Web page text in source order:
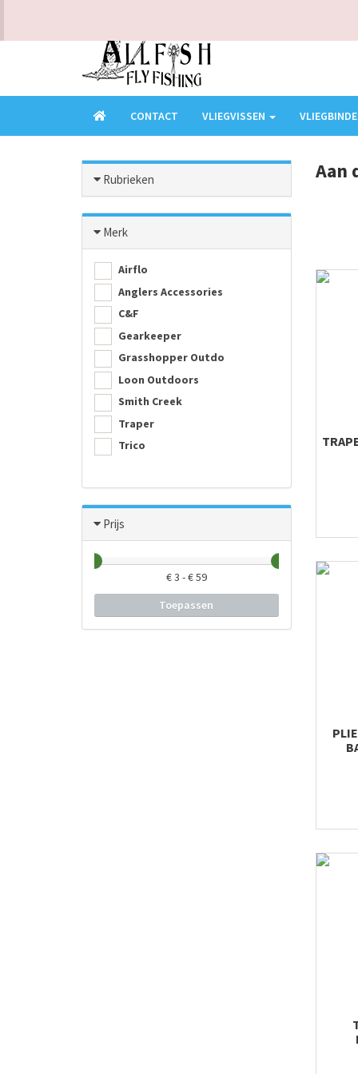
CONTACT VLIEGVISSEN
Rubrieken
Merk
Airflo
Anglers Accessories
C&F
Gearkeeper
Grasshopper Outdo
Loon Outdoors
Smith Creek
Traper
Trico
Prijs
€3 - €59
Toepassen
Aan